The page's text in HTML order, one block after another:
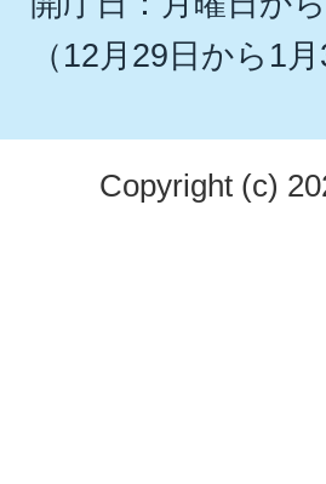
（12月29日から1
Copyright (c)